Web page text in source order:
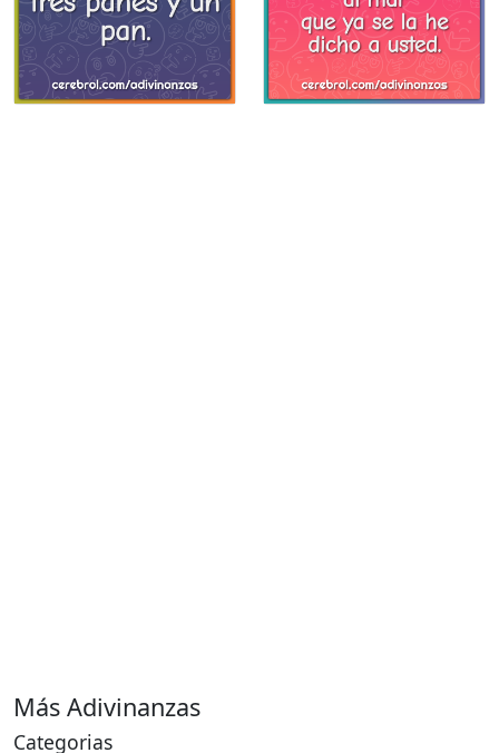
Más Adivinanzas
Categorias